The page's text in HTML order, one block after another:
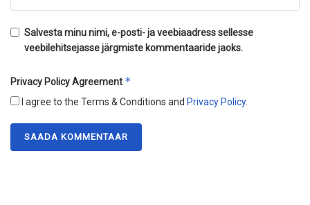
Salvesta minu nimi, e-posti- ja veebiaadress sellesse
veebilehitsejasse järgmiste kommentaaride jaoks.
Privacy Policy Agreement *
I agree to the Terms & Conditions and Privacy Policy.